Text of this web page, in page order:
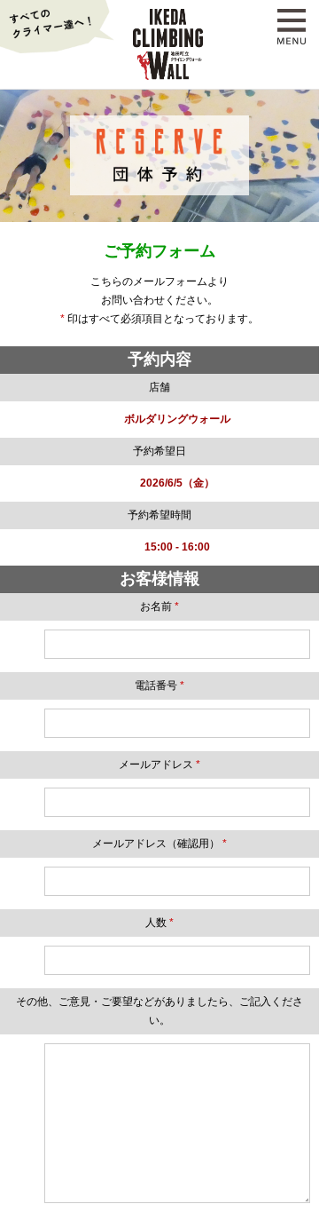
ご予約フォーム
こちらのメールフォームより
お問い合わせください。
* 印はすべて必須項目となっております。
予約内容
店舗
ボルダリングウォール
予約希望日
2026/6/5（金）
予約希望時間
15:00 - 16:00
お客様情報
お名前 *
電話番号 *
メールアドレス *
メールアドレス（確認用） *
人数 *
その他、ご意見・ご要望などがありましたら、ご記入くださ
い。